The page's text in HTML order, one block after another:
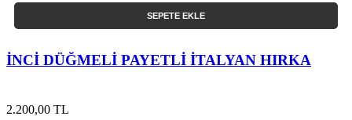
SEPETE EKLE
İNCİ DÜĞMELİ PAYETLİ İTALYAN HIRKA
2.200,00 TL